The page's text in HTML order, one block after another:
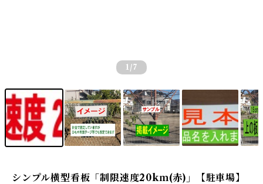
1 /7
シンプル横型看板「制限速度20kｍ(赤)」【駐車場】